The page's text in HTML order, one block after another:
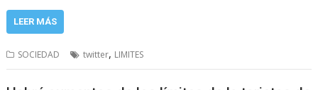
LEER MÁS
SOCIEDAD twitter, LIMITES